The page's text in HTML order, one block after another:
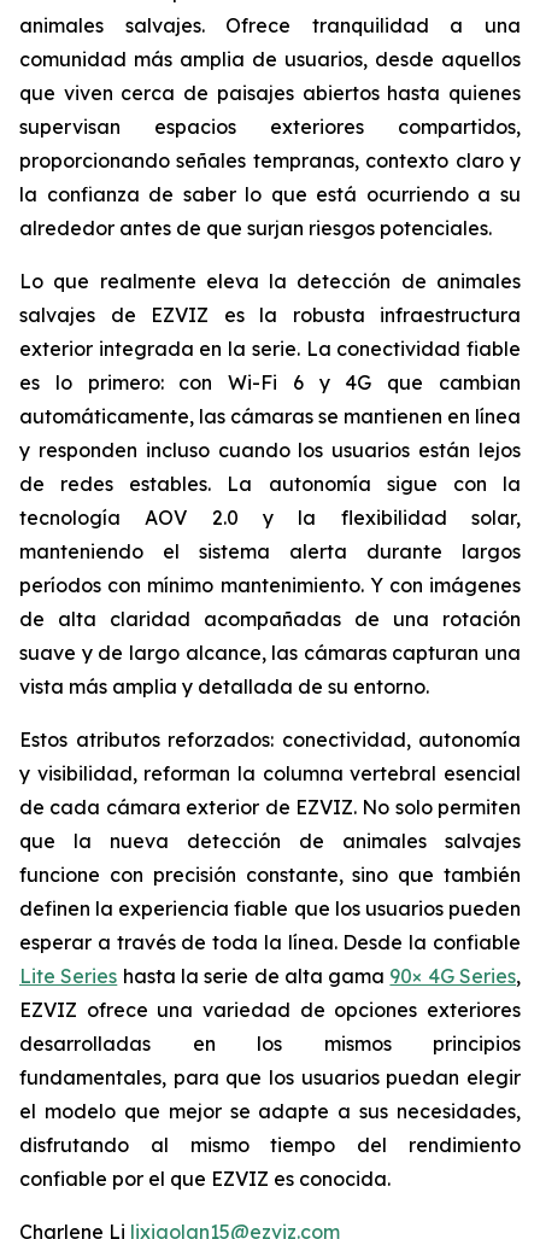
animales salvajes. Ofrece tranquilidad a una
comunidad más amplia de usuarios, desde aquellos
que viven cerca de paisajes abiertos hasta quienes
supervisan espacios exteriores compartidos,
proporcionando señales tempranas, contexto claro y
la confianza de saber lo que está ocurriendo a su
alrededor antes de que surjan riesgos potenciales.
Lo que realmente eleva la detección de animales
salvajes de EZVIZ es la robusta infraestructura
exterior integrada en la serie. La conectividad fiable
es lo primero: con Wi-Fi 6 y 4G que cambian
automáticamente, las cámaras se mantienen en línea
y responden incluso cuando los usuarios están lejos
de redes estables. La autonomía sigue con la
tecnología AOV 2.0 y la flexibilidad solar,
manteniendo el sistema alerta durante largos
períodos con mínimo mantenimiento. Y con imágenes
de alta claridad acompañadas de una rotación
suave y de largo alcance, las cámaras capturan una
vista más amplia y detallada de su entorno.
Estos atributos reforzados: conectividad, autonomía
y visibilidad, reforman la columna vertebral esencial
de cada cámara exterior de EZVIZ. No solo permiten
que la nueva detección de animales salvajes
funcione con precisión constante, sino que también
definen la experiencia fiable que los usuarios pueden
esperar a través de toda la línea. Desde la confiable
Lite Series hasta la serie de alta gama 90× 4G Series,
EZVIZ ofrece una variedad de opciones exteriores
desarrolladas en los mismos principios
fundamentales, para que los usuarios puedan elegir
el modelo que mejor se adapte a sus necesidades,
disfrutando al mismo tiempo del rendimiento
confiable por el que EZVIZ es conocida.
Charlene Li lixiaolan15@ezviz.com